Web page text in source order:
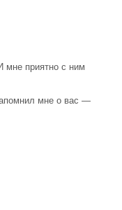
мне приятно с ним
мне о вас —